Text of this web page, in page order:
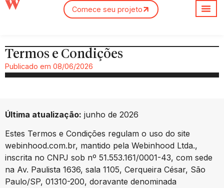
Comece seu projeto
Termos e Condições
Publicado em 08/06/2026
Última atualização: junho de 2026
Estes Termos e Condições regulam o uso do site
webinhood.com.br, mantido pela Webinhood Ltda.,
inscrita no CNPJ sob nº 51.553.161/0001-43, com sede
na Av. Paulista 1636, sala 1105, Cerqueira César, São
Paulo/SP, 01310-200, doravante denominada